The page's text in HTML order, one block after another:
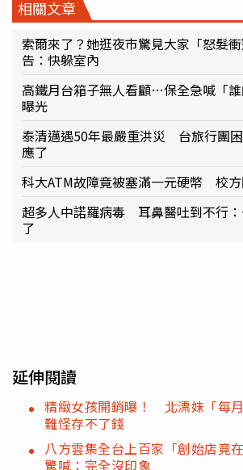
相關文章
索爾來了？她逛夜市驚見大家「怒髮
告：快躲室內
高鐵月台箱子無人看顧…保全急喊「
曝光
泰清邁遇50年最嚴重洪災 台旅行團
應了
科大ATM故障竟被塞滿一元硬幣 校
超多人中諾羅病毒 耳鼻醫吐到不行
了
延伸閱讀
精緻女孩開銷曝！ 北漂妹「每
難怪存不了錢
八方雲集全台上百家「創始店竟
驚喊：完全沒印象